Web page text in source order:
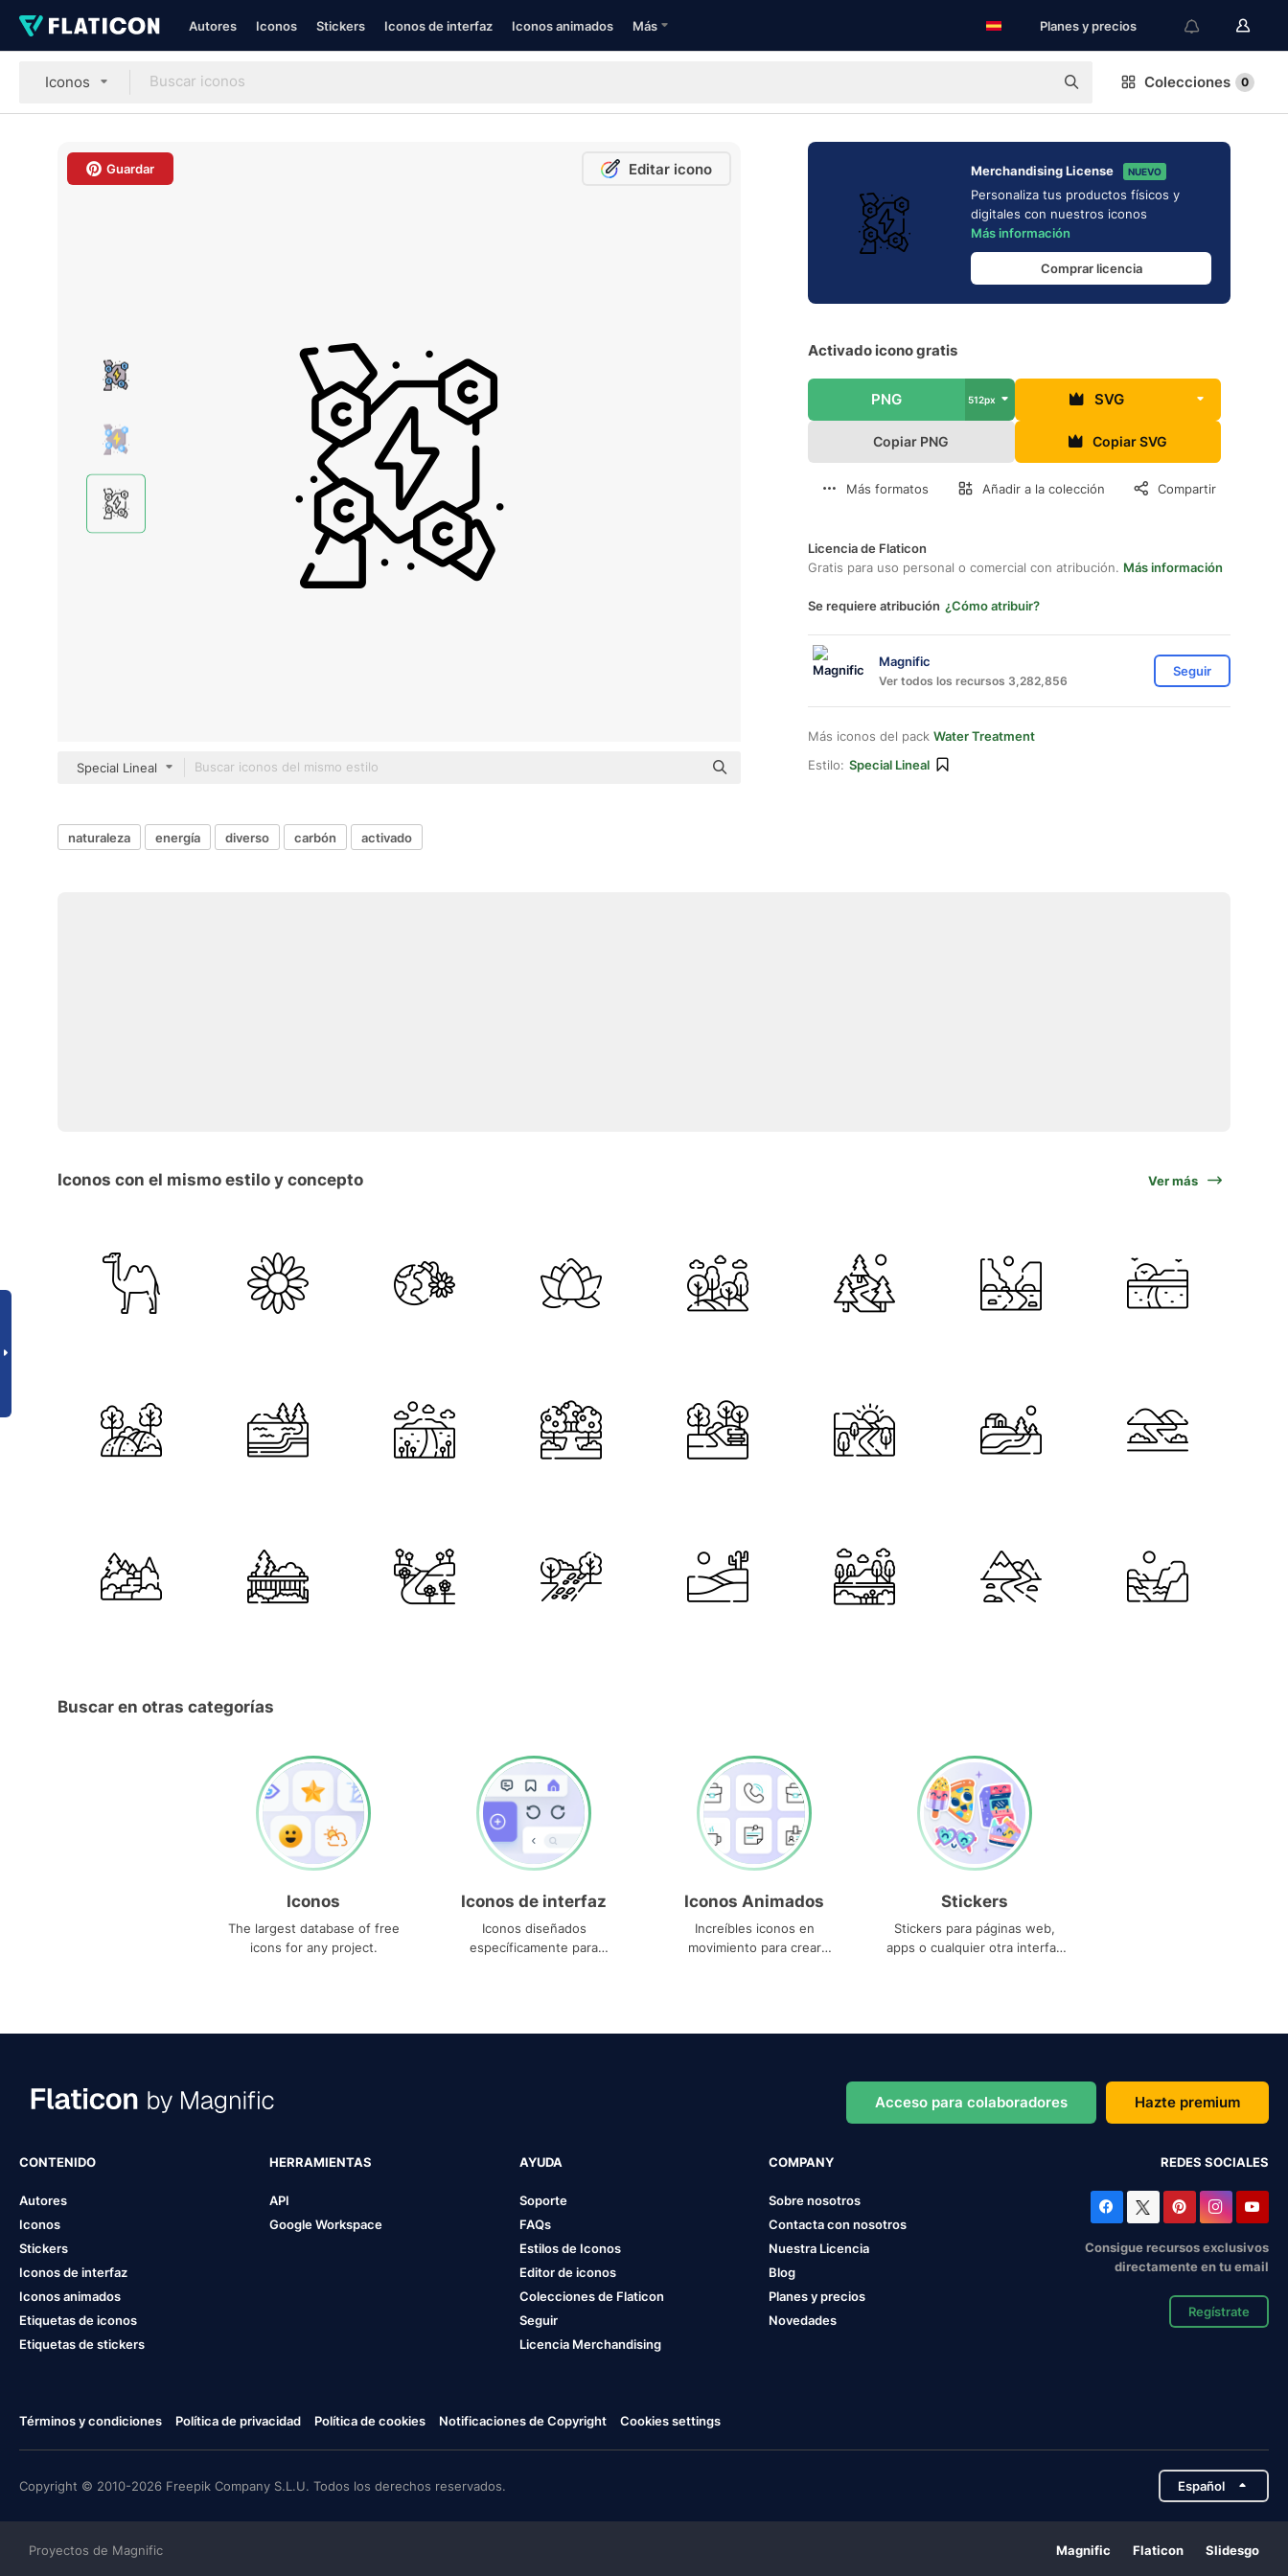
Autores Iconos Stickers Iconos de interfaz Iconos animados Más Planes y precios
Iconos Colecciones 0
Guardar Editar icono
Special Lineal
Merchandising License NUEVO
Personaliza tus productos físicos y
digitales con nuestros iconos
Más información
Comprar licencia
Activado icono gratis
PNG 512px SVG
Copiar PNG Copiar SVG
Más formatos Añadir a la colección Compartir
Licencia de Flaticon
Gratis para uso personal o comercial con atribución. Más información
Se requiere atribución ¿Cómo atribuir?
Magnific
Ver todos los recursos 3,282,856
Seguir
Más iconos del pack Water Treatment
Estilo: Special Lineal
naturaleza energía diverso carbón activado
Iconos con el mismo estilo y concepto Ver más
Buscar en otras categorías
Iconos
The largest database of free
icons for any project.
Iconos de interfaz
Iconos diseñados
específicamente para
Iconos Animados
Increíbles iconos en
movimiento para crear
Stickers
Stickers para páginas web,
apps o cualquier otra interfaz
Acceso para colaboradores Hazte premium
CONTENIDO
Autores
Iconos
Stickers
Iconos de interfaz
Iconos animados
Etiquetas de iconos
Etiquetas de stickers
HERRAMIENTAS
API
Google Workspace
AYUDA
Soporte
FAQs
Estilos de Iconos
Editor de iconos
Colecciones de Flaticon
Seguir
Licencia Merchandising
COMPANY
Sobre nosotros
Contacta con nosotros
Nuestra Licencia
Blog
Planes y precios
Novedades
REDES SOCIALES
Consigue recursos exclusivos
directamente en tu email
Regístrate
Términos y condiciones Política de privacidad Política de cookies Notificaciones de Copyright Cookies settings
Copyright © 2010-2026 Freepik Company S.L.U. Todos los derechos reservados. Español
Proyectos de Magnific Magnific Flaticon Slidesgo